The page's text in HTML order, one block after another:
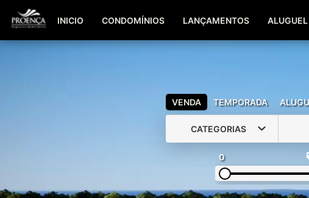
INICIO CONDOMÍNIOS LANÇAMENTOS
VENDA TEMPORADA
CATEGORIAS
0